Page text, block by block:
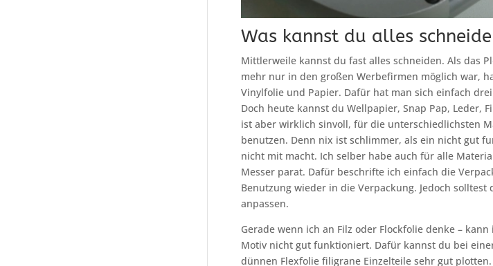
Was kannst du alles
Mittlerweile kannst du fast alles schneiden. Als das
mehr nur in den großen Werbefirmen möglich war,
Vinylfolie und Papier. Dafür hat man sich einfach
Doch heute kannst du Wellpapier, Snap Pap, Leder,
ist aber wirklich sinvoll, für die unterschiedlichsten
benutzen. Denn nix ist schlimmer, als ein nicht gut
nicht mit macht. Ich selber habe auch für alle
Messer parat. Dafür beschrifte ich einfach die
Benutzung wieder in die Verpackung. Jedoch
anpassen.
Gerade wenn ich an Filz oder Flockfolie denke –
Motiv nicht gut funktioniert. Dafür kannst du bei
dünnen Flexfolie filigrane Einzelteile sehr gut plotten.